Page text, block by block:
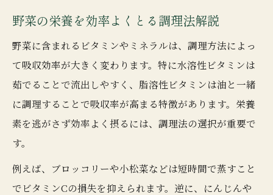
野菜の栄養を効率よくとる調理法解説
野菜に含まれるビタミンやミネラルは、調理方法によっ
て吸収効率が大きく変わります。特に水溶性ビタミンは
茹でることで流出しやすく、脂溶性ビタミンは油と一緒
に調理することで吸収率が高まる特徴があります。栄養
素を逃がさず効率よく摂るには、調理法の選択が重要で
す。
例えば、ブロッコリーや小松菜などは短時間で蒸すこと
でビタミンCの損失を抑えられます。逆に、にんじんや